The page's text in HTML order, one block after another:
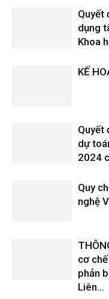
Quyết
dụng
Khoa
KẾ
Quyết
dự
2024
Quy
nghệ
cơ
phản
Liên...